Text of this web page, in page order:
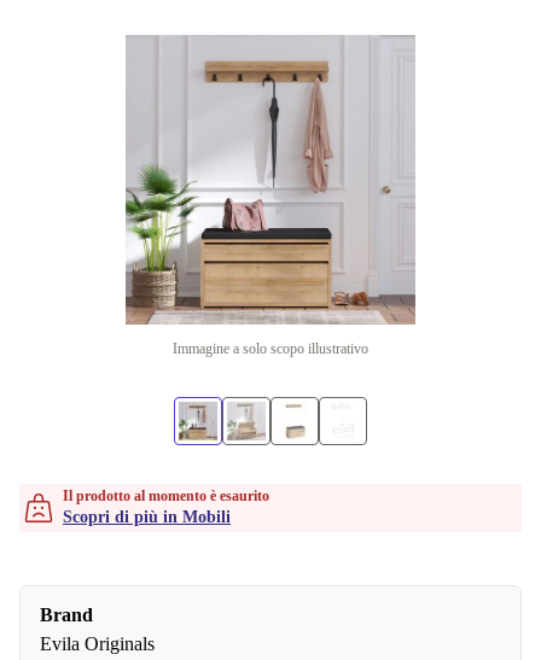
Immagine a solo scopo illustrativo
Il prodotto al momento è esaurito
Scopri di più in Mobili
Brand
Evila Originals